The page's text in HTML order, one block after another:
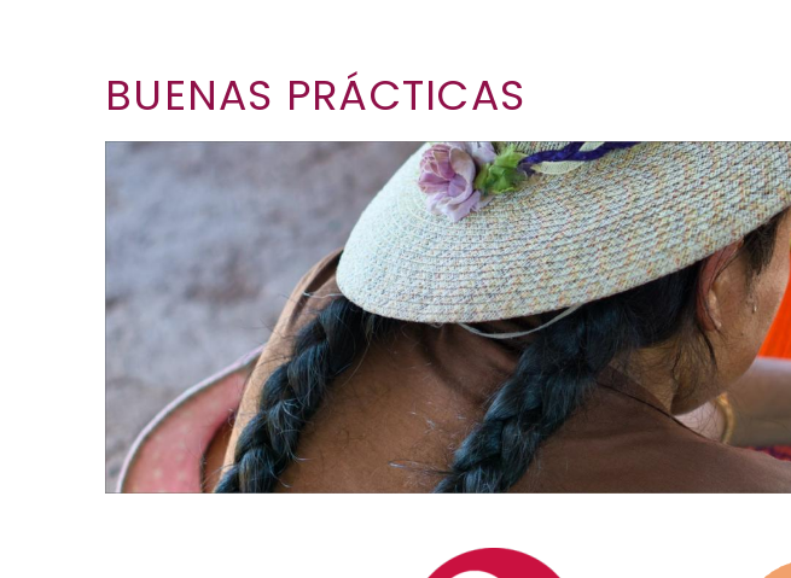
BUENAS PRÁCTICAS